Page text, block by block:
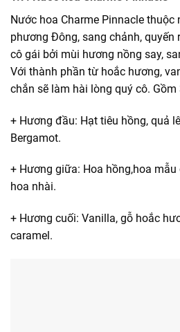
Nước hoa Charme Pinnacle thuộc
phương Đông, sang chảnh, quyến
cô gái bởi mùi hương nồng say,
Với thành phần từ hoắc hương,
chắn sẽ làm hài lòng quý cô.
+ Hương đầu: Hạt tiêu hồng, quả
Bergamot.
+ Hương giữa: Hoa hồng,hoa
hoa nhài.
+ Hương cuối: Vanilla, gỗ hoắc
caramel.